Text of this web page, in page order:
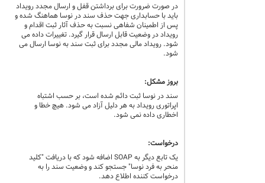
در صورت ضرورت برای برداشتن قفل و ارسال مجدد رویداد
باید با حسابداری جهت حذف سند در نوسا هماهنگ شده و
پس از اطمینان شفاهی نسبت به حذف آثار ثبت اقدام و
رویداد در وضعیت قابل ارسال قرار گیرد. تغییرات داده می
شود. رویداد مالی مجدد برای ثبت سند به نوسا ارسال می
شود.
بروز مشکل:
سند در نوسا ثبت دائم شده است، بر حسب اشتباه
اپراتوری رویداد به هر دلیل آزاد می شود. هیچ خطا و
اخطاری داده نمی شود.
درخواست:
یک تابع دیگر به SOAP اضافه شود که با دریافت "کلید
منحر به فرد نوسا" جستجو کند و وضعیت سند را به
درخواست کننده اطلاع دهد.